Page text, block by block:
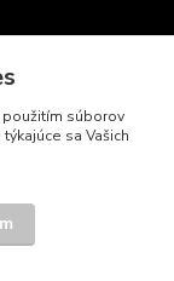
použitím súborov
sa Vašich